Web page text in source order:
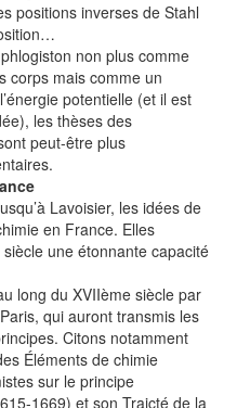
positions inverses de Stahl
non plus comme
corps mais comme un
potentielle (et il est
les thèses des
peut-être plus
Lavoisier, les idées de
en France. Elles
une étonnante capacité
long du XVIIème siècle par
qui auront transmis les
Citons notamment
Éléments de chimie
sur le principe
1669) et son Traicté de la